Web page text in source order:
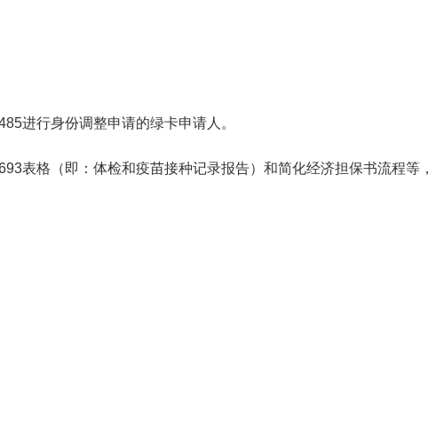
进行身份调整申请的绿卡申请人。
表格（即：体检和疫苗接种记录报告）和简化经济担保书流程等，